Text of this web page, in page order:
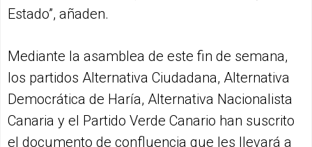
Estado”, añaden.
Mediante la asamblea de este fin de semana,
los partidos Alternativa Ciudadana, Alternativa
Democrática de Haría, Alternativa Nacionalista
Canaria y el Partido Verde Canario han suscrito
el documento de confluencia que les llevará a